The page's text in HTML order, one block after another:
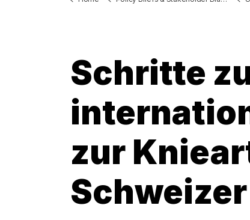
Schritte
zur